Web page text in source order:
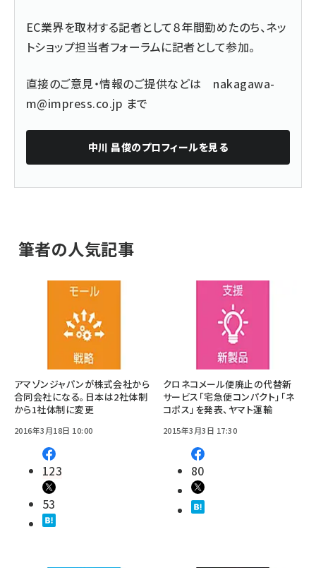
EC業界を取材する記者として８年間勤めたのち、ネッ
トショップ担当者フォーラムに記者として参加。
直接のご意見・情報のご提供などは nakagawa-
m@impress.co.jp まで
中川 昌俊のプロフィールを見る
筆者の人気記事
アマゾンジャパンが株式会社から
合同会社になる。日本は2社体制
から1社体制に変更
2016年3月18日 10:00
123
53
クロネコメール便廃止の代替新
サービス「宅急便コンパクト」「ネ
コポス」を発表、ヤマト運輸
2015年3月3日 17:30
80